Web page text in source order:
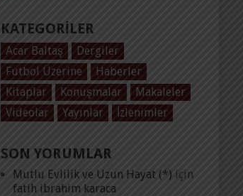
KATEGORILER
Acar Baltaş
Dergiler
Futbol Üzerine
Haberler
Kitaplar
Konuşmalar
Makaleler
Videolar
Yayınlar İzlenimler
SON YORUMLAR
Mutlu Evlilik ve Uzun Hayat (*) için
fatih ibrahim karaca